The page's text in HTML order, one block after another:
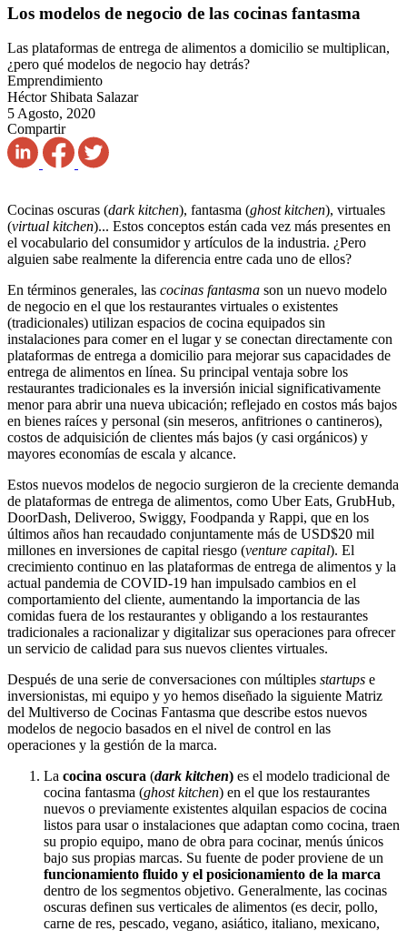
Los modelos de negocio de las cocinas fantasma
Las plataformas de entrega de alimentos a domicilio se multiplican,
¿pero qué modelos de negocio hay detrás?
Emprendimiento
Héctor Shibata Salazar
5 Agosto, 2020
Compartir
Cocinas oscuras (dark kitchen), fantasma (ghost kitchen), virtuales
(virtual kitchen)... Estos conceptos están cada vez más presentes en
el vocabulario del consumidor y artículos de la industria. ¿Pero
alguien sabe realmente la diferencia entre cada uno de ellos?
En términos generales, las cocinas fantasma son un nuevo modelo
de negocio en el que los restaurantes virtuales o existentes
(tradicionales) utilizan espacios de cocina equipados sin
instalaciones para comer en el lugar y se conectan directamente con
plataformas de entrega a domicilio para mejorar sus capacidades de
entrega de alimentos en línea. Su principal ventaja sobre los
restaurantes tradicionales es la inversión inicial significativamente
menor para abrir una nueva ubicación; reflejado en costos más bajos
en bienes raíces y personal (sin meseros, anfitriones o cantineros),
costos de adquisición de clientes más bajos (y casi orgánicos) y
mayores economías de escala y alcance.
Estos nuevos modelos de negocio surgieron de la creciente demanda
de plataformas de entrega de alimentos, como Uber Eats, GrubHub,
DoorDash, Deliveroo, Swiggy, Foodpanda y Rappi, que en los
últimos años han recaudado conjuntamente más de USD$20 mil
millones en inversiones de capital riesgo (venture capital). El
crecimiento continuo en las plataformas de entrega de alimentos y la
actual pandemia de COVID-19 han impulsado cambios en el
comportamiento del cliente, aumentando la importancia de las
comidas fuera de los restaurantes y obligando a los restaurantes
tradicionales a racionalizar y digitalizar sus operaciones para ofrecer
un servicio de calidad para sus nuevos clientes virtuales.
Después de una serie de conversaciones con múltiples startups e
inversionistas, mi equipo y yo hemos diseñado la siguiente Matriz
del Multiverso de Cocinas Fantasma que describe estos nuevos
modelos de negocio basados ​​en el nivel de control en las
operaciones y la gestión de la marca.
La cocina oscura (dark kitchen) es el modelo tradicional de
cocina fantasma (ghost kitchen) en el que los restaurantes
nuevos o previamente existentes alquilan espacios de cocina
listos para usar o instalaciones que adaptan como cocina, traen
su propio equipo, mano de obra para cocinar, menús únicos
bajo sus propias marcas. Su fuente de poder proviene de un
funcionamiento fluido y el posicionamiento de la marca
dentro de los segmentos objetivo. Generalmente, las cocinas
oscuras definen sus verticales de alimentos (es decir, pollo,
carne de res, pescado, vegano, asiático, italiano, mexicano,